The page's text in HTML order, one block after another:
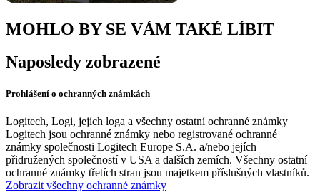
MOHLO BY SE VÁM TAKÉ LÍBIT
Naposledy zobrazené
Prohlášení o ochranných známkách
Logitech, Logi, jejich loga a všechny ostatní ochranné známky
Logitech jsou ochranné známky nebo registrované ochranné
známky společnosti Logitech Europe S.A. a/nebo jejích
přidružených společností v USA a dalších zemích. Všechny ostatní
ochranné známky třetích stran jsou majetkem příslušných vlastníků.
Zobrazit všechny ochranné známky